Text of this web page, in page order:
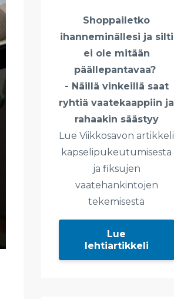
Shoppailetko
ihanneminällesi ja silti
ei ole mitään
päällepantavaa?
- Näillä vinkeillä saat
ryhtiä vaatekaappiin ja
rahaakin säästyy
Lue Viikkosavon artikkeli
kapselipukeutumisesta
ja fiksujen
vaatehankintojen
tekemisestä
Lue
lehtiartikkeli